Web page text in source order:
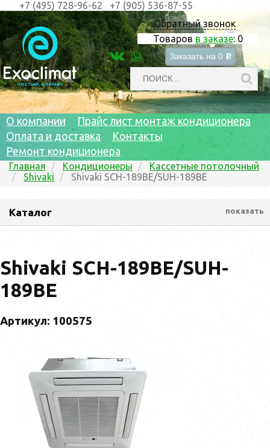
Обратный звонок
Товаров в заказе: 0
Заказать на 0 c
+7 (495) 728-96-62 +7 (905) 536-87-55
О компании
Прайс лист монтаж кондиционера
Оплата и доставка
Контакты
Ремонт кондиционера
Главная Кондиционеры
Кассетные потолочный
Shivaki
Shivaki SCH-189BE/SUH-189BE
Каталог показать
Shivaki SCH-189BE/SUH-
189BE
Артикул: 100575